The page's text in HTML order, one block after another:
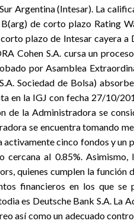
Argentina (Intesar). La
de corto plazo Rating
plazo de Intesar cayera
Cohen S.A. cursa un
por Asamblea
Sociedad de Bolsa)
en la IGJ con fecha 27/10/
de la Administradora se
se encuentra tomando
cinco fondos y un
cercana al 0.85%.
quienes cumplen la función
financieros en los que
es Deutsche Bank S.A. La
así como un adecuado